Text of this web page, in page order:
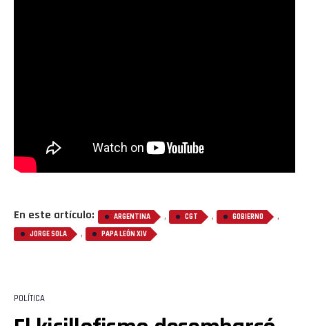
En este artículo: ARGENTINA , CGT , GOBIERNO ,
JORGE SOLA , PAPA LEÓN XIV
POLÍTICA